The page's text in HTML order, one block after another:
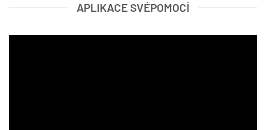
APLIKACE SVÉPOMOCÍ